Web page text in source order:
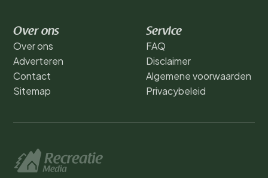
Over ons
Over ons
Adverteren
Contact
Sitemap
Service
FAQ
Disclaimer
Algemene voorwaarden
Privacybeleid